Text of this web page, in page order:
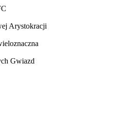
Arystokracji
Gwiazd